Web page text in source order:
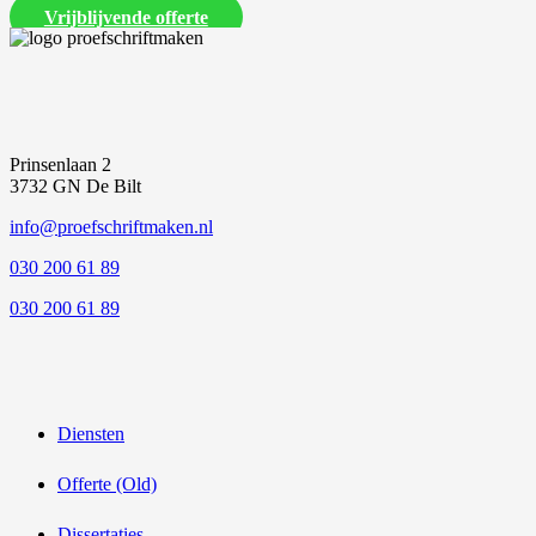
Vrijblijvende offerte
Prinsenlaan 2
3732 GN De Bilt
info@proefschriftmaken.nl
030 200 61 89
030 200 61 89
Diensten
Offerte (Old)